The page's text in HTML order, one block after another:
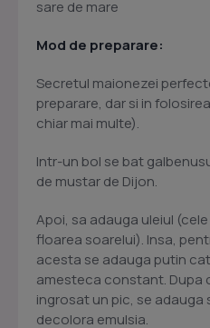
sare de mare
Mod de preparare:
Secretul maionezei
preparare, dar si in
chiar mai multe).
Intr-un bol se bat
de mustar de Dijon.
Apoi, sa adauga uleiul
floarea soarelui). Insa,
acesta se adauga putin
amesteca constant. Dupa
ingrosat un pic, se adauga
decolora emulsia.